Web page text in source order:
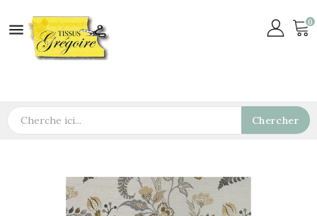
 0
Chercher